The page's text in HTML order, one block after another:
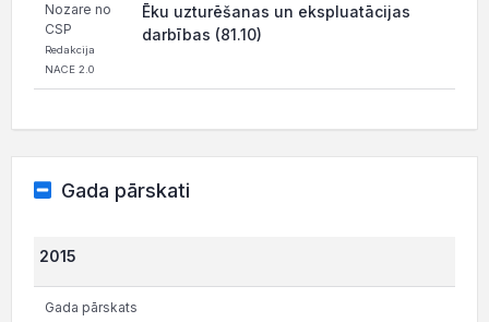
Nozare no
CSP
Redakcija
NACE 2.0
Ēku uzturēšanas un ekspluatācijas
darbības (81.10)
Gada pārskati
2015
Gada pārskats